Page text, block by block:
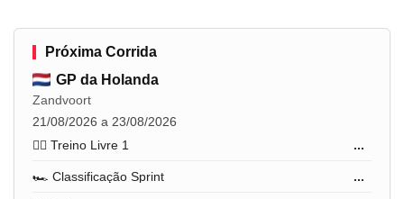
Próxima Corrida
GP da Holanda
Zandvoort
21/08/2026 a 23/08/2026
🏋️‍♂️ Treino Livre 1
...
🏎️ Classificação Sprint ...